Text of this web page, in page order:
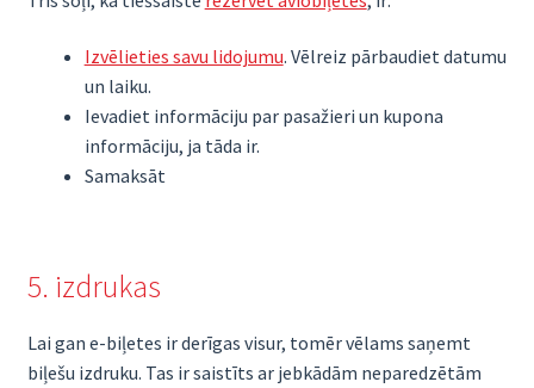
Izvēlieties savu lidojumu. Vēlreiz pārbaudiet datumu
un laiku.
Ievadiet informāciju par pasažieri un kupona
informāciju, ja tāda ir.
Samaksāt
5. izdrukas
Lai gan e-biļetes ir derīgas visur, tomēr vēlams saņemt
biļešu izdruku. Tas ir saistīts ar jebkādām neparedzētām